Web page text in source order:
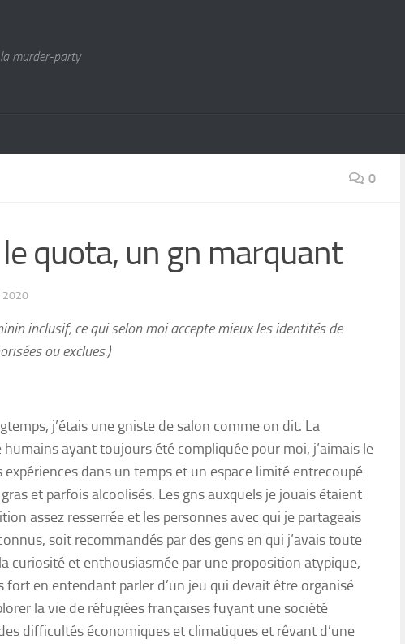
murder-party
0
quota, un gn marquant
2020
inclusif, ce qui selon moi accepte mieux les identités de
ou exclues.)
j’étais une gniste de salon comme on dit. La
humains ayant toujours été compliquée pour moi, j’aimais le
dans un temps et un espace limité entrecoupé
et parfois alcoolisés. Les gns auxquels je jouais étaient
assez resserrée et les personnes avec qui je partageais
soit recommandés par des gens en qui j’avais toute
curiosité et enthousiasmée par une proposition atypique,
fort en entendant parler d’un jeu qui devait être organisé
la vie de réfugiées françaises fuyant une société
difficultés économiques et climatiques et rêvant d’une